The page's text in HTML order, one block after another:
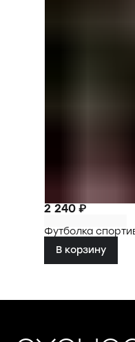
2 240 ₽
Футболка
В корзину